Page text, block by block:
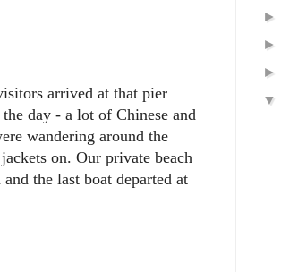
arrived at that pier
day - a lot of Chinese and
wandering around the
on. Our private beach
the last boat departed at
►
►
►
▼